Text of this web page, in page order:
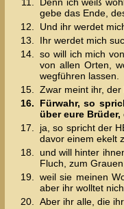
gebe das Ende,
12.
Und ihr werdet
13.
Ihr werdet mich
14.
so will ich mich
von allen Orten,
wegführen lassen.
15.
Zwar meint ihr,
16.
Fürwahr, so
über eure
17.
ja, so spricht der
davor einem ekelt
18.
und will hinter
Fluch, zum
19.
weil sie meinen
aber ihr wolltet
20.
Aber ihr alle, die